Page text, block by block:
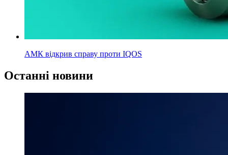
АМК відкрив справу проти IQOS
Останні новини